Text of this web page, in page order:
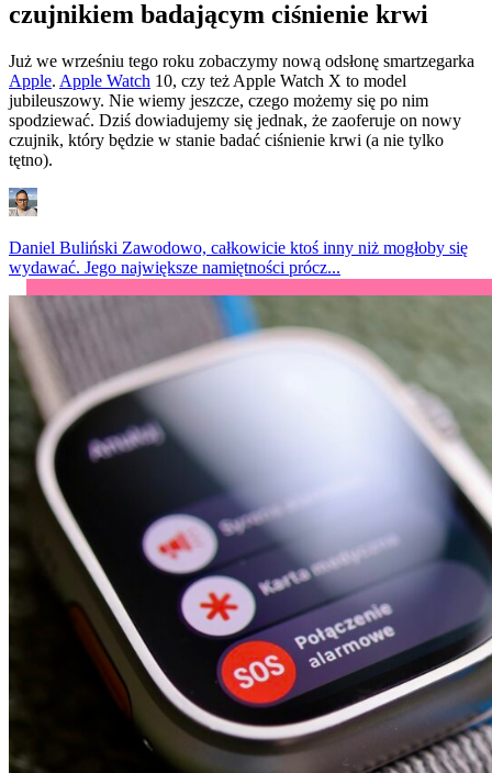
czujnikiem badającym ciśnienie krwi
Już we wrześniu tego roku zobaczymy nową odsłonę smartzegarka
Apple. Apple Watch 10, czy też Apple Watch X to model
jubileuszowy. Nie wiemy jeszcze, czego możemy się po nim
spodziewać. Dziś dowiadujemy się jednak, że zaoferuje on nowy
czujnik, który będzie w stanie badać ciśnienie krwi (a nie tylko
tętno).
Daniel Buliński Zawodowo, całkowicie ktoś inny niż mogłoby się
wydawać. Jego największe namiętności prócz...